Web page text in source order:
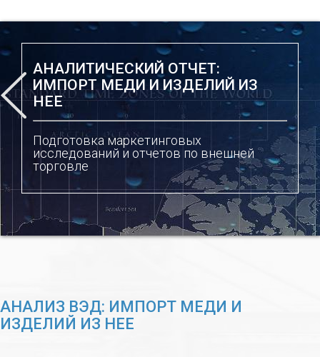
АНАЛИТИЧЕСКИЙ ОТЧЕТ:
ИМПОРТ МЕДИ И ИЗДЕЛИЙ ИЗ
НЕЕ
Подготовка маркетинговых
исследований и отчетов по внешней
торговле
АНАЛИЗ ВЭД: ИМПОРТ МЕДИ И
ИЗДЕЛИЙ ИЗ НЕЕ